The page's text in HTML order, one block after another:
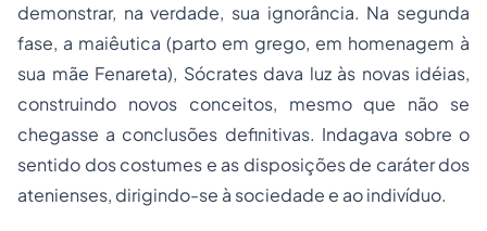
demonstrar, na verdade, sua ignorância. Na segunda
fase, a maiêutica (parto em grego, em homenagem à
sua mãe Fenareta), Sócrates dava luz às novas idéias,
construindo novos conceitos, mesmo que não se
chegasse a conclusões definitivas. Indagava sobre o
sentido dos costumes e as disposições de caráter dos
atenienses, dirigindo-se à sociedade e ao indivíduo.